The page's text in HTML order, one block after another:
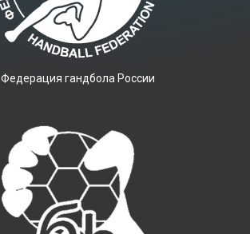
Фeдерация гандбола России